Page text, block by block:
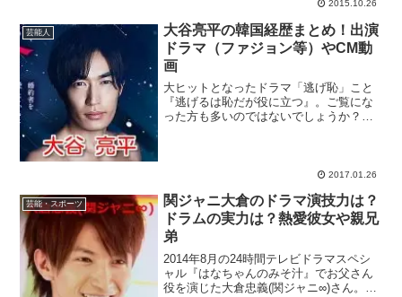
2015.10.26
芸能人
大谷亮平の韓国経歴まとめ！出演
ドラマ（ファジョン等）やCM動
画
大ヒットとなったドラマ「逃げ恥」こと
『逃げるは恥だが役に立つ』。ご覧にな
った方も多いのではないでしょうか？ド
2017.01.26
芸能・スポーツ
関ジャニ大倉のドラマ演技力は？
ドラムの実力は？熱愛彼女や親兄
弟
2014年8月の24時間テレビドラマスペシ
ャル『はなちゃんのみそ汁』でお父さん
役を演じた大倉忠義(関ジャニ∞)さん。妻